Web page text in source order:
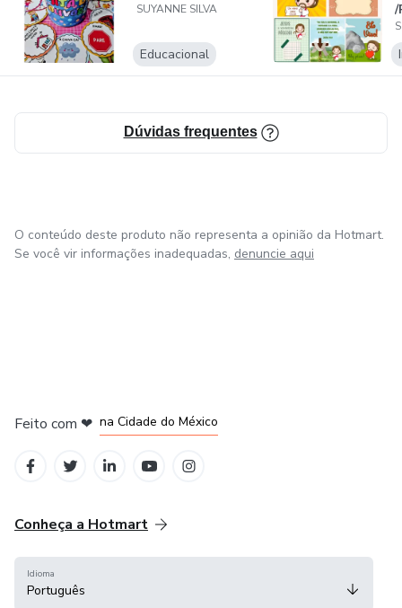
SUYANNE SILVA
Educacional
/
Dúvidas frequentes
O conteúdo deste produto não representa a opinião da Hotmart.
Se você vir informações inadequadas, denuncie aqui
Feito com ❤ na Cidade do México
Conheça a Hotmart
Idioma
Português